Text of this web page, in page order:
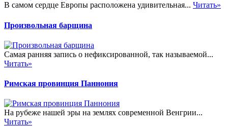
В самом сердце Европы расположена удивительная... Читать»
Произвольная барщина
Самая ранняя запись о нефиксированной, так называемой...
Читать»
Римская провинция Паннония
На рубеже нашей эры на землях современной Венгрии...
Читать»